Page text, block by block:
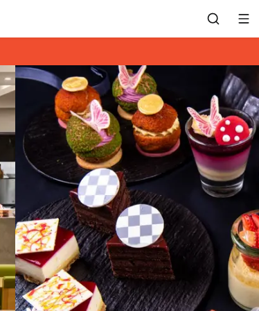
訂位紀錄
餐廳客服
常見問題
EZTABLE 禮物卡
餐廳合作